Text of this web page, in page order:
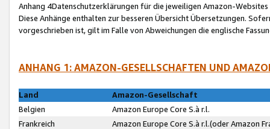
Anhang 4Datenschutzerklärungen für die jeweiligen Amazon-Websites
Diese Anhänge enthalten zur besseren Übersicht Übersetzungen.
vorgeschrieben ist, gilt im Falle von Abweichungen die englische
ANHANG 1: AMAZON-GESELLSCHAFTEN UND
Land
Amazon-Gesellschaft
Belgien
Amazon Europe Core S.à r.l.
Frankreich
Amazon Europe Core S.à r.l.(oder Amazon